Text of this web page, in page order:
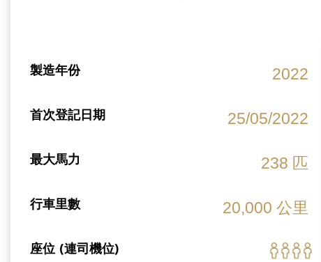
製造年份 2022
首次登記日期 25/05/2022
最大馬力 238 匹
行車里數 20,000 公里
座位 (連司機位)